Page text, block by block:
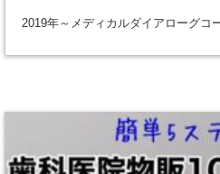
2019年～メディカルダイアローグコ